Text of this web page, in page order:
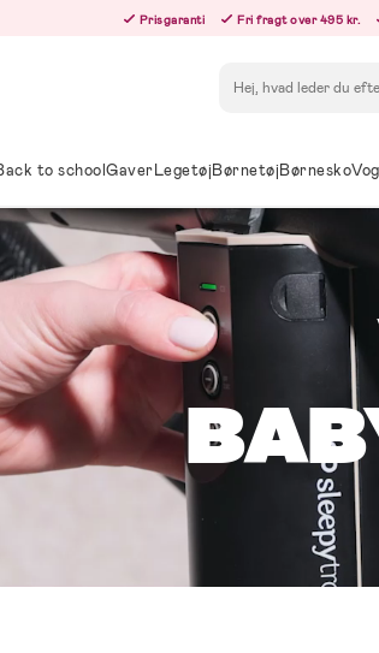
Prisgaranti Fri fragt over 495 kr.
to schoolGaverLegetøjBørnetøjBørnesko